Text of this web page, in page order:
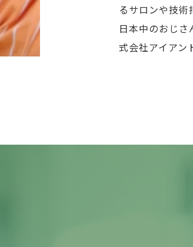
るサロンや技術
日本中のおじ
式会社アイアン